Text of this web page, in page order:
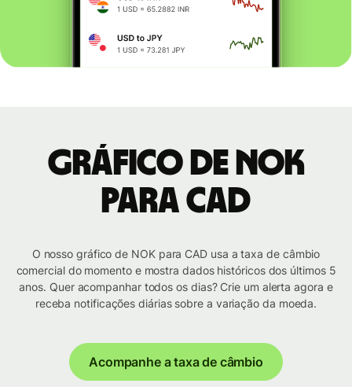
Gráfico de NOK
para CAD
O nosso gráfico de NOK para CAD usa a taxa de câmbio
comercial do momento e mostra dados históricos dos últimos 5
anos. Quer acompanhar todos os dias? Crie um alerta agora e
receba notificações diárias sobre a variação da moeda.
Acompanhe a taxa de câmbio